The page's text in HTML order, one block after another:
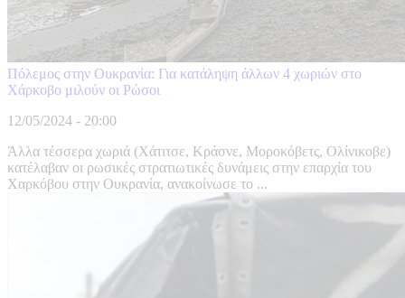
Πόλεμος στην Ουκρανία: Για κατάληψη άλλων 4 χωριών στο
Χάρκοβο μιλούν οι Ρώσοι
12/05/2024 - 20:00
Άλλα τέσσερα χωριά (Χάτιτσε, Κράσνε, Μοροκόβετς, Ολίνικοβε)
κατέλαβαν οι ρωσικές στρατιωτικές δυνάμεις στην επαρχία του
Χαρκόβου στην Ουκρανία, ανακοίνωσε το ...